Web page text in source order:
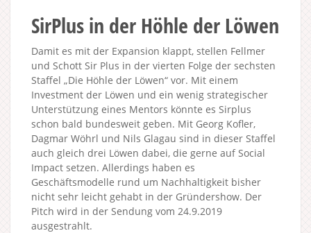
SirPlus in der Höhle der Löwen
Damit es mit der Expansion klappt, stellen Fellmer
und Schott Sir Plus in der vierten Folge der sechsten
Staffel „Die Höhle der Löwen“ vor. Mit einem
Investment der Löwen und ein wenig strategischer
Unterstützung eines Mentors könnte es Sirplus
schon bald bundesweit geben. Mit Georg Kofler,
Dagmar Wöhrl und Nils Glagau sind in dieser Staffel
auch gleich drei Löwen dabei, die gerne auf Social
Impact setzen. Allerdings haben es
Geschäftsmodelle rund um Nachhaltigkeit bisher
nicht sehr leicht gehabt in der Gründershow. Der
Pitch wird in der Sendung vom 24.9.2019
ausgestrahlt.